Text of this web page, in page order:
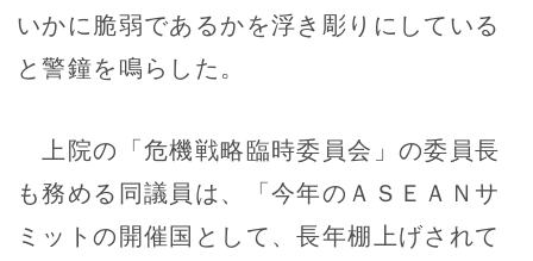
いかに脆弱であるかを浮き彫りにしている
と警鐘を鳴らした。
上院の「危機戦略臨時委員会」の委員長
も務める同議員は、「今年のＡＳＥＡＮサ
ミットの開催国として、長年棚上げされて